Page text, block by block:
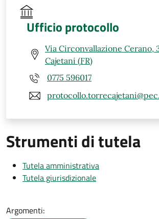
Ufficio protocollo
Via Circonvallazione Cerano,
Cajetani (FR)
0775 596017
Strumenti di tutela
Tutela amministrativa
Tutela giurisdizionale
Argomenti: